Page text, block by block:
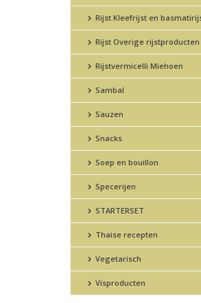
Rijst Kleefrijst en
Rijst Overige rijstproducten
Rijstvermicelli Miehoen
Sambal
Sauzen
Snacks
Soep en bouillon
Specerijen
STARTERSET
Thaise recepten
Vegetarisch
Visproducten